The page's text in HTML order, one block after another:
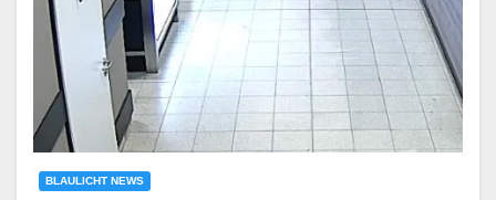
BLAULICHT NEWS